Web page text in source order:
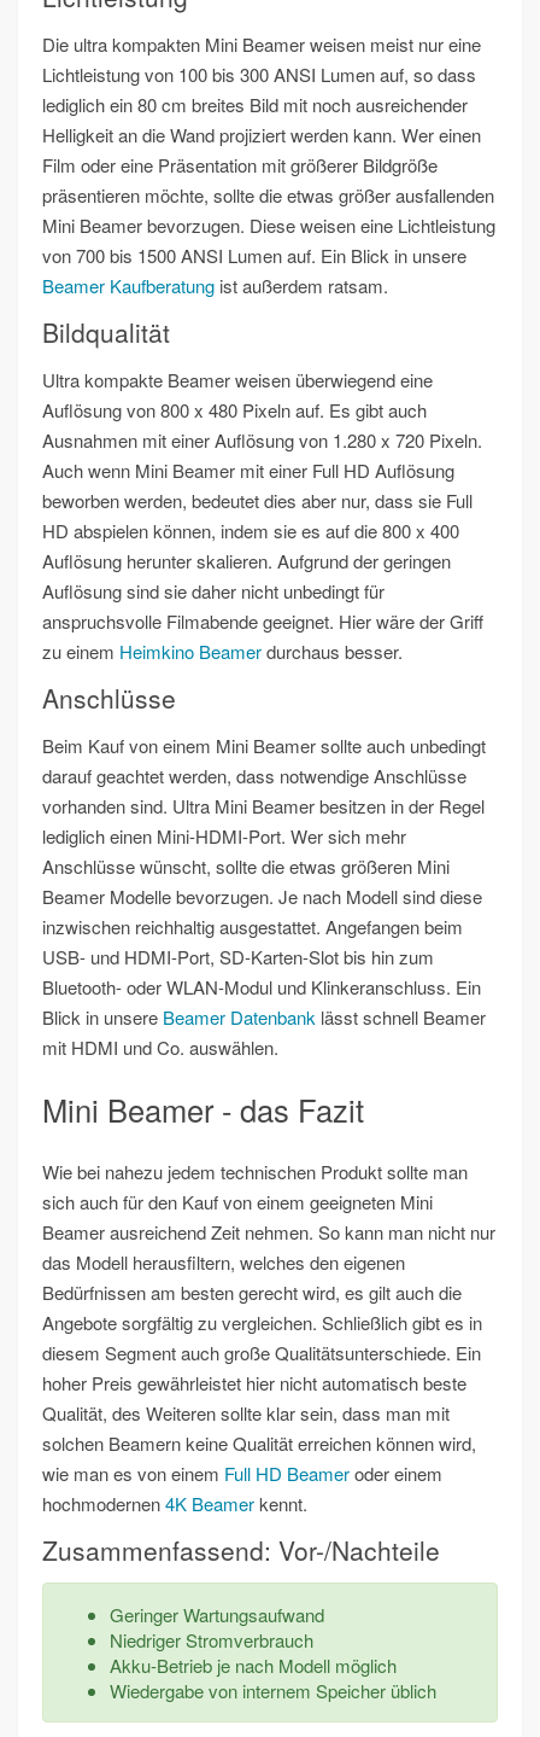
Die ultra kompakten Mini Beamer weisen meist nur eine
Lichtleistung von 100 bis 300 ANSI Lumen auf, so dass
lediglich ein 80 cm breites Bild mit noch ausreichender
Helligkeit an die Wand projiziert werden kann. Wer einen
Film oder eine Präsentation mit größerer Bildgröße
präsentieren möchte, sollte die etwas größer ausfallenden
Mini Beamer bevorzugen. Diese weisen eine Lichtleistung
von 700 bis 1500 ANSI Lumen auf. Ein Blick in unsere
Beamer Kaufberatung ist außerdem ratsam.
Bildqualität
Ultra kompakte Beamer weisen überwiegend eine
Auflösung von 800 x 480 Pixeln auf. Es gibt auch
Ausnahmen mit einer Auflösung von 1.280 x 720 Pixeln.
Auch wenn Mini Beamer mit einer Full HD Auflösung
beworben werden, bedeutet dies aber nur, dass sie Full
HD abspielen können, indem sie es auf die 800 x 400
Auflösung herunter skalieren. Aufgrund der geringen
Auflösung sind sie daher nicht unbedingt für
anspruchsvolle Filmabende geeignet. Hier wäre der Griff
zu einem Heimkino Beamerdurchaus besser.
Anschlüsse
Beim Kauf von einem Mini Beamer sollte auch unbedingt
darauf geachtet werden, dass notwendige Anschlüsse
vorhanden sind. Ultra Mini Beamer besitzen in der Regel
lediglich einen Mini-HDMI-Port. Wer sich mehr
Anschlüsse wünscht, sollte die etwas größeren Mini
Beamer Modelle bevorzugen. Je nach Modell sind diese
inzwischen reichhaltig ausgestattet. Angefangen beim
USB- und HDMI-Port, SD-Karten-Slot bis hin zum
Bluetooth- oder WLAN-Modul und Klinkeranschluss. Ein
Blick in unsere Beamer Datenbank lässt schnell Beamer
mit HDMI und Co. auswählen.
Mini Beamer - das Fazit
Wie bei nahezu jedem technischen Produkt sollte man
sich auch für den Kauf von einem geeigneten Mini
Beamer ausreichend Zeit nehmen. So kann man nicht nur
das Modell herausfiltern, welches den eigenen
Bedürfnissen am besten gerecht wird, es gilt auch die
Angebote sorgfältig zu vergleichen. Schließlich gibt es in
diesem Segment auch große Qualitätsunterschiede. Ein
hoher Preis gewährleistet hier nicht automatisch beste
Qualität, des Weiteren sollte klar sein, dass man mit
solchen Beamern keine Qualität erreichen können wird,
wie man es von einem Full HD Beameroder einem
hochmodernen4K Beamerkennt.
Zusammenfassend: Vor-/Nachteile
Geringer Wartungsaufwand
Niedriger Stromverbrauch
Akku-Betrieb je nach Modell möglich
Wiedergabe von internem Speicher üblich